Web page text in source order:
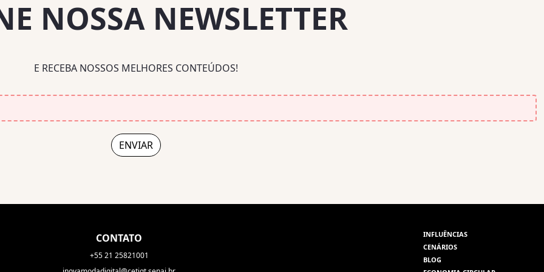
NOSSA NEWSLETTER
E RECEBA NOSSOS MELHORES CONTEÚDOS!
CONTATO
+55 21 25821001
INFLUÊNCIAS
CENÁRIOS
BLOG